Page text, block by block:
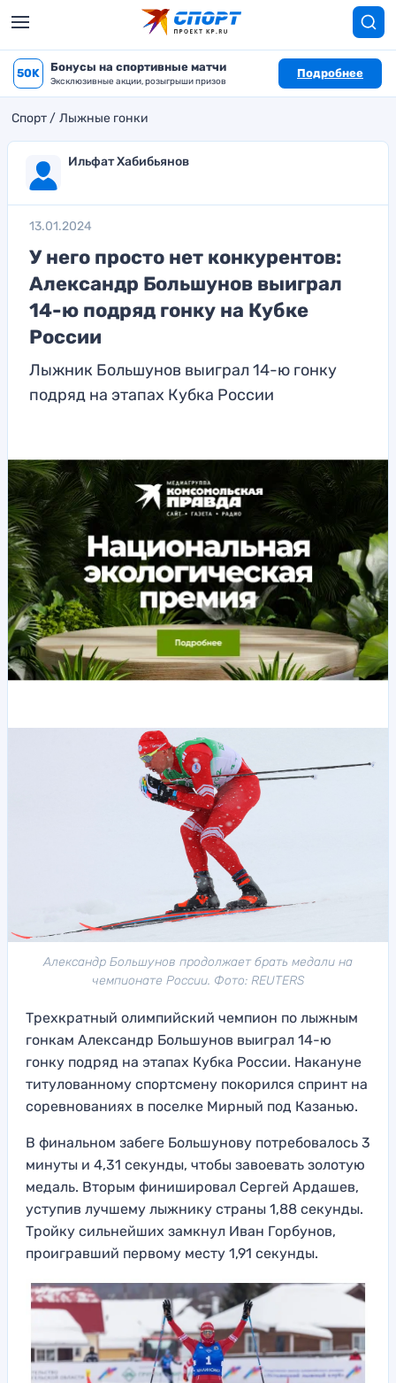
50K Бонусы на спортивные матчи
Эксклюзивные акции, розыгрыши призов
Подробнее
Спорт Лыжные гонки
Ильфат Хабибьянов
13.01.2024
У него просто нет конкурентов:
Александр Большунов выиграл
14-ю подряд гонку на Кубке
России
Лыжник Большунов выиграл 14-ю гонку
подряд на этапах Кубка России
Александр Большунов продолжает брать медали на
чемпионате России. Фото: REUTERS
Трехкратный олимпийский чемпион по лыжным
гонкам Александр Большунов выиграл 14-ю
гонку подряд на этапах Кубка России. Накануне
титулованному спортсмену покорился спринт на
соревнованиях в поселке Мирный под Казанью.
В финальном забеге Большунову потребовалось 3
минуты и 4,31 секунды, чтобы завоевать золотую
медаль. Вторым финишировал Сергей Ардашев,
уступив лучшему лыжнику страны 1,88 секунды.
Тройку сильнейших замкнул Иван Горбунов,
проигравший первому месту 1,91 секунды.